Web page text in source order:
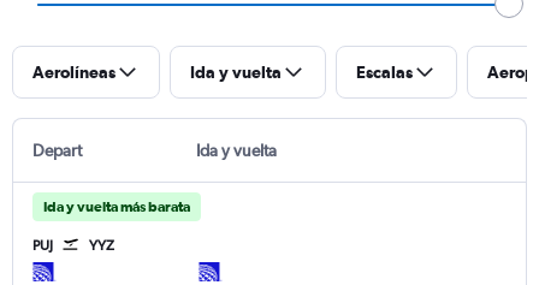
Aerolíneas Ida y vuelta Escalas
Depart Ida y vuelta
Ida y vuelta más barata
PUJ YYZ